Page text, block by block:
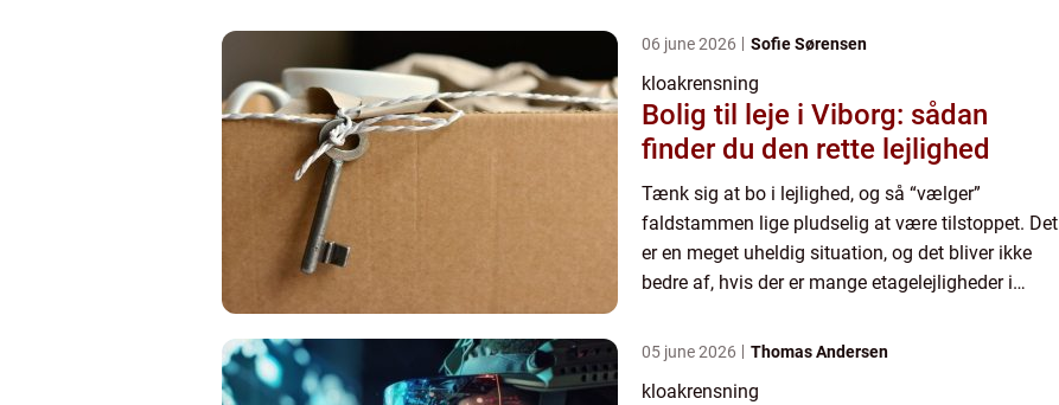
06 june 2026 Sofie Sørensen
kloakrensning
Bolig til leje i Viborg: sådan
finder du den rette lejlighed
Tænk sig at bo i lejlighed, og så “vælger”
faldstammen lige pludselig at være tilstoppet. Det
er en meget uheldig situation, og det bliver ikke
bedre af, hvis der er mange etagelejligheder i
05 june 2026 Thomas Andersen
kloakrensning